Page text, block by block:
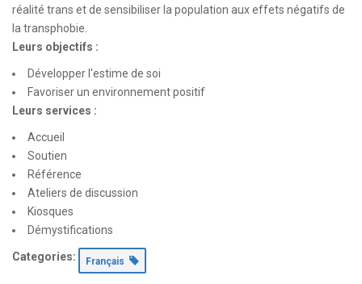
réalité trans et de sensibiliser la population aux effets négatifs de
la transphobie.
Leurs objectifs :
Développer l'estime de soi
Favoriser un environnement positif
Leurs services :
Accueil
Soutien
Référence
Ateliers de discussion
Kiosques
Démystifications
Categories: Français